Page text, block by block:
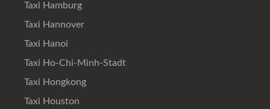
Taxi Hamburg
Taxi Hannover
Taxi Hanoi
Taxi Ho-Chi-Minh-Stadt
Taxi Hongkong
Taxi Houston